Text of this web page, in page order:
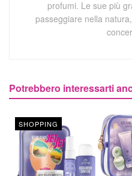
profumi. Le sue più
passeggiare nella
Potrebbero interessarti
SHOPPING